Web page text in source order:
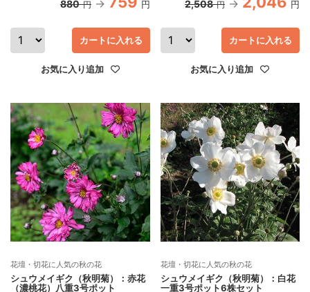
880 円 円
お気に入り追加
カートに入れる
2,508 円 円
お気に入り追加
カートに入れる
花壇・切花に人気の秋の花
シュウメイギク（秋明菊）：赤花
（濃桃花）八重3号ポット
花壇・切花に人気の秋の花
シュウメイギク（秋明菊）：白花
一重3号ポット6株セット